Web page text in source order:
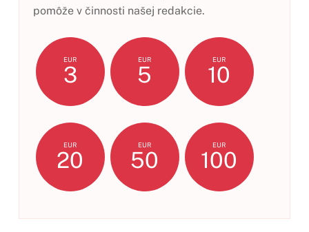
pomôže v činnosti našej redakcie.
EUR
3
EUR
5
EUR
10
EUR
20
EUR
50
EUR
100